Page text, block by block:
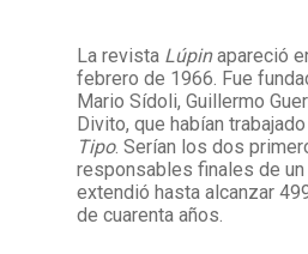
Facebook
Instagram
Twitter
Mail
La revista Lúpinapareció
febrero de 1966. Fue
Mario Sídoli, Guillermo
Divito, que habían
Tipo. Serían los dos
responsables finales de
extendió hasta alcanzar
de cuarenta años.